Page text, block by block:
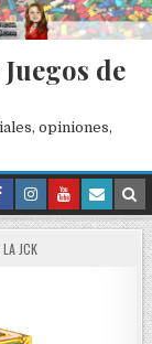
de
opiniones,
JCK